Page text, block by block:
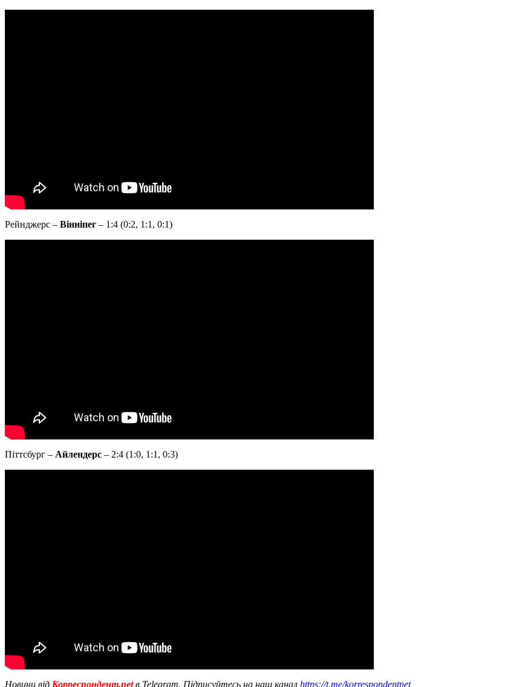
Рейнджерс – Вінніпег – 1:4 (0:2, 1:1, 0:1)
Піттсбург – Айлендерс – 2:4 (1:0, 1:1, 0:3)
Новини від Корреспондент.netв Telegram. Підписуйтесь на наш канал https://t.me/korrespondentnet